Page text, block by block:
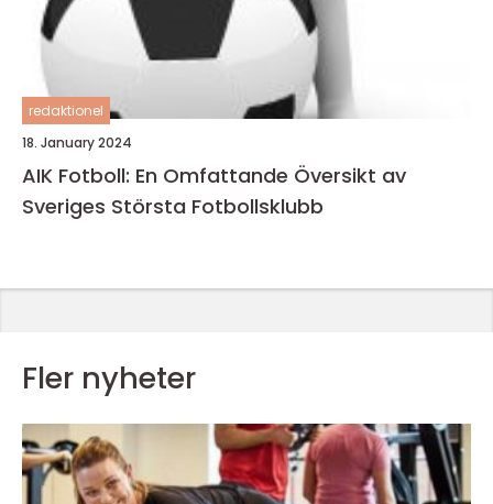
redaktionel
18. January 2024
AIK Fotboll: En Omfattande Översikt av
Sveriges Största Fotbollsklubb
Fler nyheter